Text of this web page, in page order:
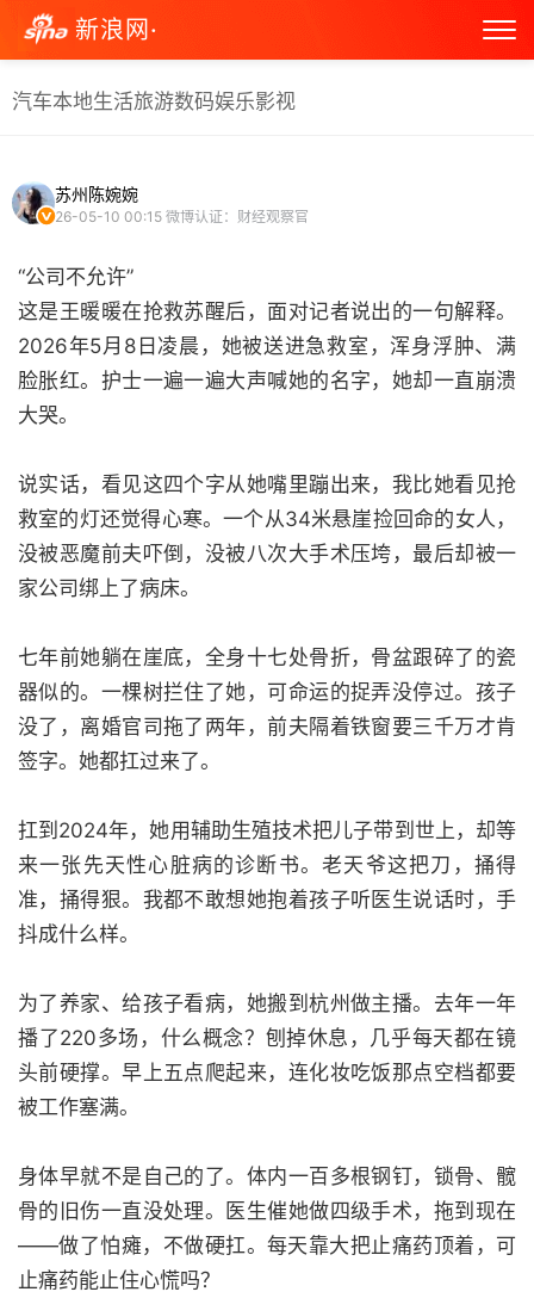
新浪网·
汽车本地生活旅游数码娱乐影视
苏州陈婉婉
26-05-10 00:15 微博认证：财经观察官
“公司不允许”
这是王暖暖在抢救苏醒后，面对记者说出的一句解释。
2026年5月8日凌晨，她被送进急救室，浑身浮肿、满
脸胀红。护士一遍一遍大声喊她的名字，她却一直崩溃
大哭。
说实话，看见这四个字从她嘴里蹦出来，我比她看见抢
救室的灯还觉得心寒。一个从34米悬崖捡回命的女人，
没被恶魔前夫吓倒，没被八次大手术压垮，最后却被一
家公司绑上了病床。
七年前她躺在崖底，全身十七处骨折，骨盆跟碎了的瓷
器似的。一棵树拦住了她，可命运的捉弄没停过。孩子
没了，离婚官司拖了两年，前夫隔着铁窗要三千万才肯
签字。她都扛过来了。
扛到2024年，她用辅助生殖技术把儿子带到世上，却等
来一张先天性心脏病的诊断书。老天爷这把刀，捅得
准，捅得狠。我都不敢想她抱着孩子听医生说话时，手
抖成什么样。
为了养家、给孩子看病，她搬到杭州做主播。去年一年
播了220多场，什么概念？刨掉休息，几乎每天都在镜
头前硬撑。早上五点爬起来，连化妆吃饭那点空档都要
被工作塞满。
身体早就不是自己的了。体内一百多根钢钉，锁骨、髋
骨的旧伤一直没处理。医生催她做四级手术，拖到现在
——做了怕瘫，不做硬扛。每天靠大把止痛药顶着，可
止痛药能止住心慌吗？